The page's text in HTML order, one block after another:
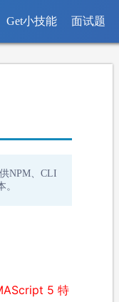
Get小技能 面试题
NPM、CLI
5 特